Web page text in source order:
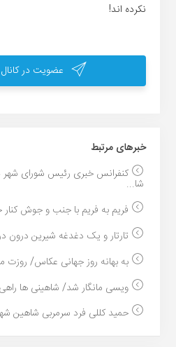
نکرده اند!
عضویت در کانال
خبر‌های مرتبط
کنفرانس خبری رئیس شورای
شا...
فریم به فریم با جنب و جوش
تارتار و یک دغدغه شیرین درون
به بهانه روز جهانی عکاس/ روزت
ویسی مانگار شد/ شاهینی ها
حمید کللی فرد سرمربی شاهین